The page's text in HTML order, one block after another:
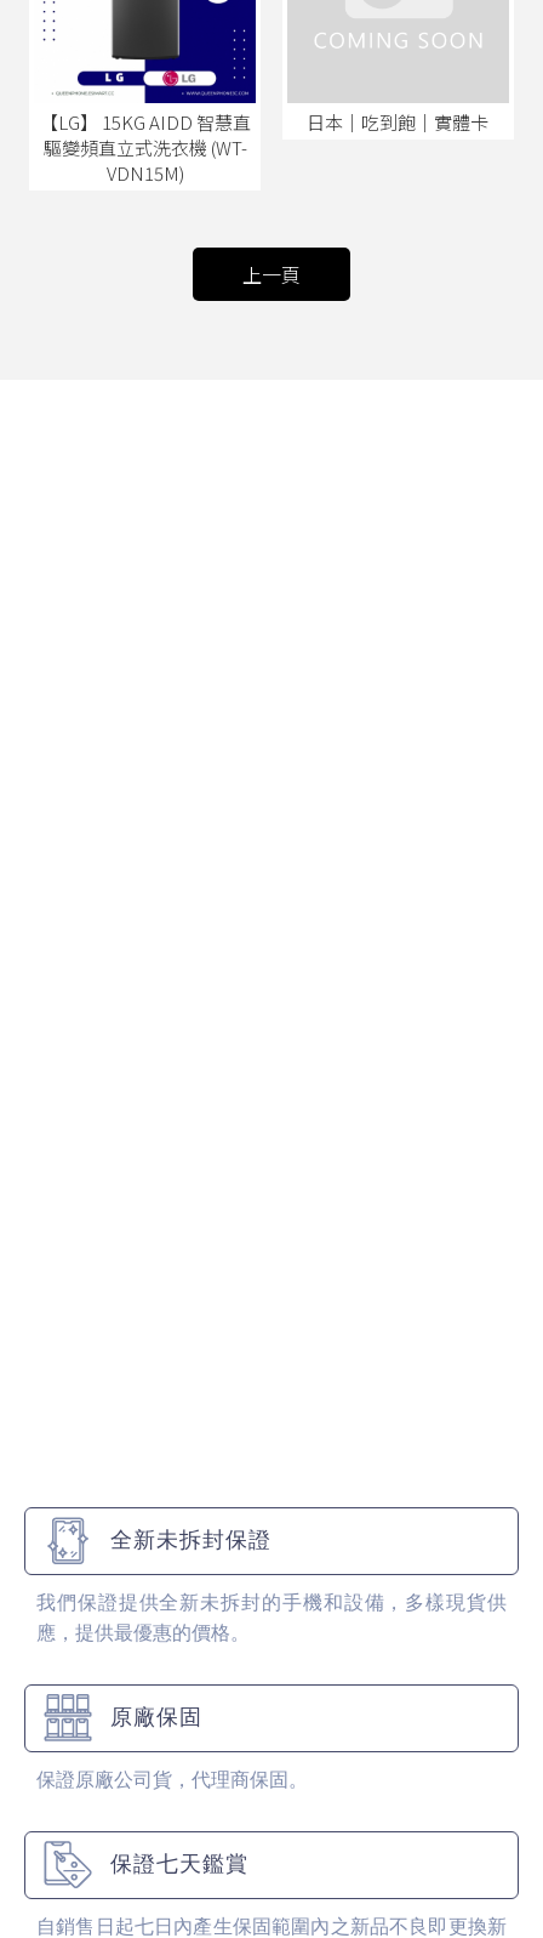
【LG】 15KG AIDD 智慧直
驅變頻直立式洗衣機 (WT-
VDN15M)
日本│吃到飽│實體卡
上一頁
全新未拆封保證
我們保證提供全新未拆封的手機和設備，多樣現貨供
應，提供最優惠的價格。
原廠保固
保證原廠公司貨，代理商保固。
保證七天鑑賞
自銷售日起七日內產生保固範圍內之新品不良即更換新